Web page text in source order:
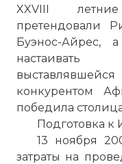
XXVIII
претендовали
Буэнос-Айрес,
конкурентом
победила
Подготовка к
13 ноября
затраты на